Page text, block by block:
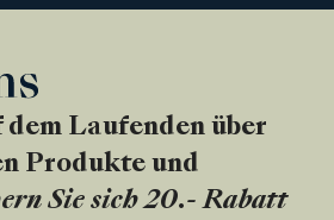
dem Laufenden über
Produkte und
Sie sich 20.- Rabatt